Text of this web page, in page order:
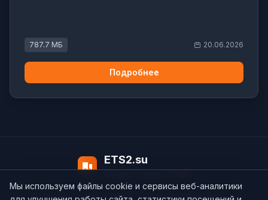
787.7 МБ 20.06.2026
Подробнее
ETS2.su
О нас Контакты support@ets2.su
Мы используем файлы cookie и сервисы веб-аналитики